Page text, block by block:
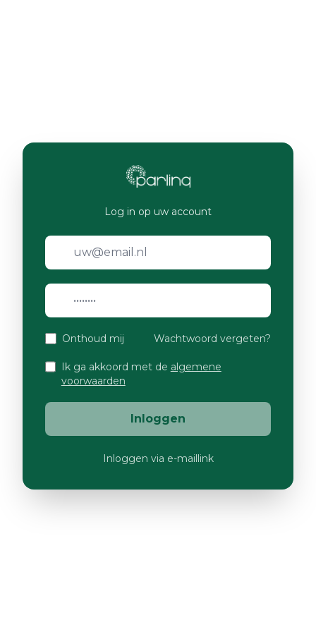
Log in op uw account
Onthoud mij Wachtwoord vergeten?
Ik ga akkoord met de algemene
voorwaarden
Inloggen
Inloggen via e-maillink